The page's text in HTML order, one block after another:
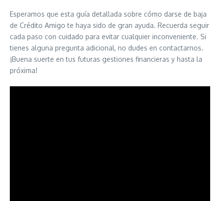
Esperamos que esta guía detallada sobre cómo darse de baja
de Crédito Amigo te haya sido de gran ayuda. Recuerda seguir
cada paso con cuidado para evitar cualquier inconveniente. Si
tienes alguna pregunta adicional, no dudes en contactarnos.
¡Buena suerte en tus futuras gestiones financieras y hasta la
próxima!